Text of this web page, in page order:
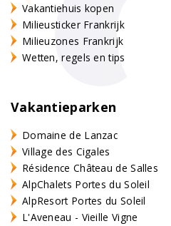
Vakantiehuis kopen
Milieusticker Frankrijk
Milieuzones Frankrijk
Wetten, regels en tips
Vakantieparken
Domaine de Lanzac
Village des Cigales
Résidence Château de Salles
AlpChalets Portes du Soleil
AlpResort Portes du Soleil
L'Aveneau - Vieille Vigne